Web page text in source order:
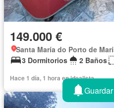
149.000 €
Santa María do Porto de
3 Dormitorios
2 Baños
Hace 1 día, 1 hora en idealista